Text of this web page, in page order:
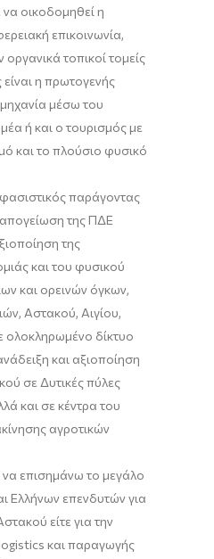
οικοδομηθεί η
επικοινωνία,
τοπικοί τομείς
η πρωτογενής
μέσω του
ή και ο τουρισμός με
και το πλούσιο φυσικό
παράγοντας
απογείωση της ΠΔΕ
της
και του φυσικού
και ορεινών όγκων,
Αστακού, Αιγίου,
ολοκληρωμένο δίκτυο
και αξιοποίηση
σε Δυτικές πύλες
και σε κέντρα του
αγροτικών
να επισημάνω το μεγάλο
Ελλήνων επενδυτών για
είτε για την
και παραγωγής